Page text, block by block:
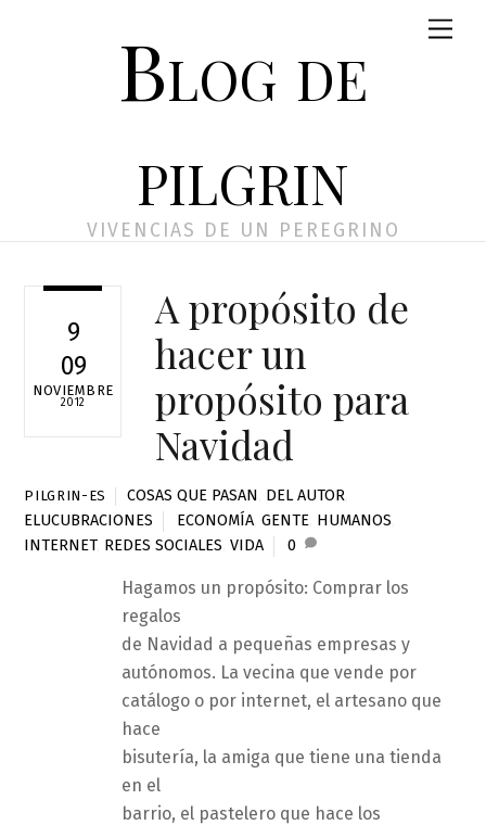
Blog de
pilgrin
VIVENCIAS DE UN PEREGRINO
9
09
NOVIEMBRE
2012
A propósito de
hacer un
propósito para
Navidad
PILGRIN-ES COSAS QUE PASAN DEL AUTOR
ELUCUBRACIONES
ECONOMÍA, GENTE, HUMANOS
INTERNET, REDES SOCIALES ,VIDA 0
Hagamos un propósito: Comprar los
regalos
de Navidad a pequeñas empresas y
autónomos. La vecina que vende por
catálogo o por internet, el artesano que
hace
bisutería, la amiga que tiene una tienda
en el
barrio, el pastelero que hace los